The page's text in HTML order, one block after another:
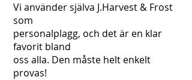
Vi använder själva J.Harvest & Frost
som
personalplagg, och det är en klar
favorit bland
oss alla. Den måste helt enkelt
provas!